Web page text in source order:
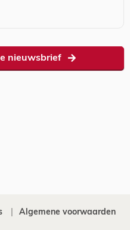
nieuwsbrief
Algemene voorwaarden